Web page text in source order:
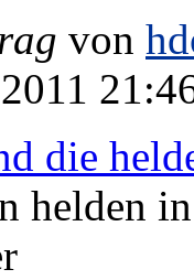
von
die
helden